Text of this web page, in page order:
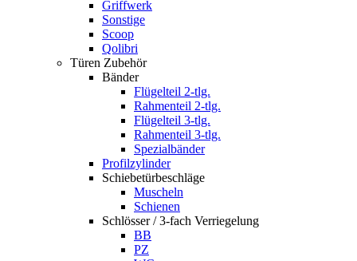
Griffwerk
Sonstige
Scoop
Qolibri
Türen Zubehör
Bänder
Flügelteil 2-tlg.
Rahmenteil 2-tlg.
Flügelteil 3-tlg.
Rahmenteil 3-tlg.
Spezialbänder
Profilzylinder
Schiebetürbeschläge
Muscheln
Schienen
Schlösser / 3-fach Verriegelung
BB
PZ